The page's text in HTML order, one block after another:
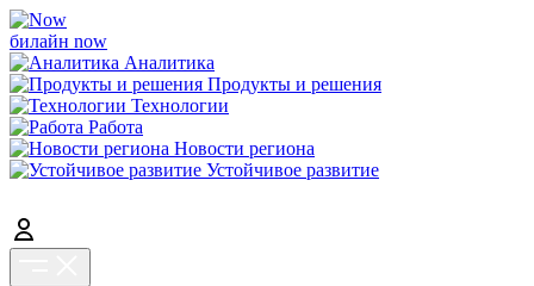
билайн now
Аналитика
Продукты и решения
Технологии
Работа
Новости региона
Устойчивое развитие